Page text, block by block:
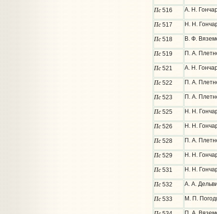
Пс516 А. Н.
Пс517 Н. Н.
Пс518 В. Ф.
Пс519 П. А.
Пс521 А. Н.
Пс522 П. А.
Пс523 П. А.
Пс525 Н. Н.
Пс526 Н. Н.
Пс528 П. А.
Пс529 Н. Н.
Пс531 Н. Н.
Пс532 А. А.
Пс533 М. П.